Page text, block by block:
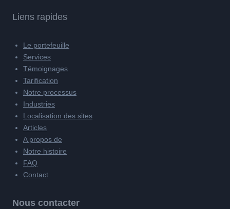
Liens rapides
Le portefeuille
Services
Témoignages
Tarification
Notre processus
Industries
Localisation des sites
Articles
A propos de
Notre histoire
FAQ
Contact
Nous contacter